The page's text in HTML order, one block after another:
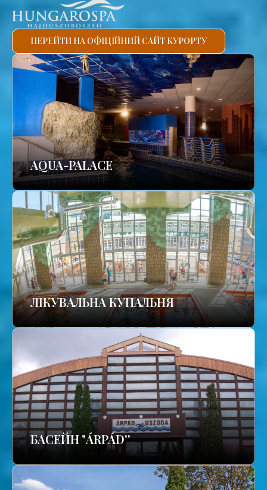
ПЕРЕЙТИ НА ОФІЦІЙНИЙ САЙТ КУРОРТУ
AQUA-PALACE
ЛІКУВАЛЬНА КУПАЛЬНЯ
БАСЕЙН "ÁRPÁD''